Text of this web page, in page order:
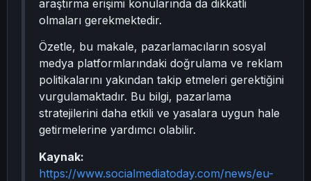
araştırma erişimi konularında da dikkatli
olmaları gerekmektedir.
Özetle, bu makale, pazarlamacıların sosyal
medya platformlarındaki doğrulama ve reklam
politikalarını yakından takip etmeleri gerektiğini
vurgulamaktadır. Bu bilgi, pazarlama
stratejilerini daha etkili ve yasalara uygun hale
getirmelerine yardımcı olabilir.
Kaynak:
https://www.socialmediatoday.com/news/eu-